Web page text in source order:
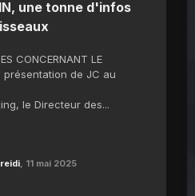
une tonne d'infos
CONCERNANT LE
présentation de JC au
le Directeur des...
, 11 mai 2025